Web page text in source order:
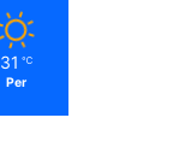
31 ℃
Per